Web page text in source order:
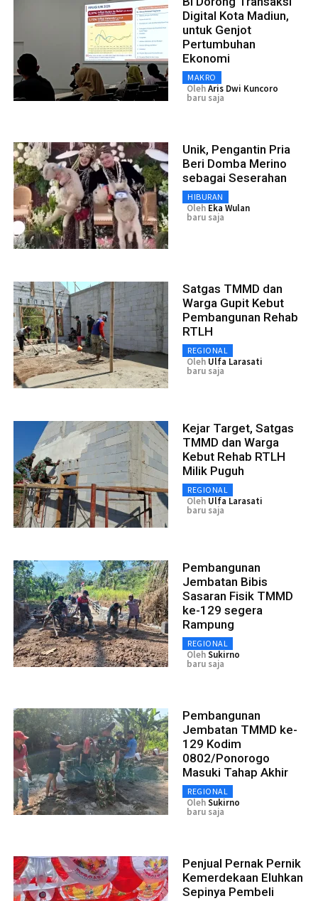
Digital Kota Madiun,
untuk Genjot
Pertumbuhan
Ekonomi
MAKRO
OlehAris Dwi Kuncoro
baru saja
Unik, Pengantin Pria
Beri Domba Merino
sebagai Seserahan
HIBURAN
Oleh Eka Wulan
baru saja
Satgas TMMD dan
Warga Gupit Kebut
Pembangunan Rehab
RTLH
REGIONAL
Oleh Ulfa Larasati
baru saja
Kejar Target, Satgas
TMMD dan Warga
Kebut Rehab RTLH
Milik Puguh
REGIONAL
Oleh Ulfa Larasati
baru saja
Pembangunan
Jembatan Bibis
Sasaran Fisik TMMD
ke-129 segera
Rampung
REGIONAL
OlehSukirno
baru saja
Pembangunan
Jembatan TMMD ke-
129 Kodim
0802/Ponorogo
Masuki Tahap Akhir
REGIONAL
OlehSukirno
baru saja
Penjual Pernak Pernik
Kemerdekaan Eluhkan
Sepinya Pembeli